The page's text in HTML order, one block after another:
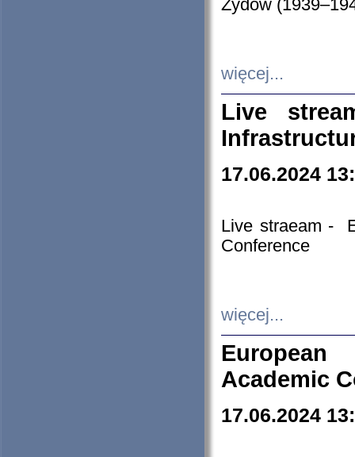
Żydów
więcej...
Live
17.06.2024
Live straeam -
Conference
więcej...
European
Academic
17.06.2024